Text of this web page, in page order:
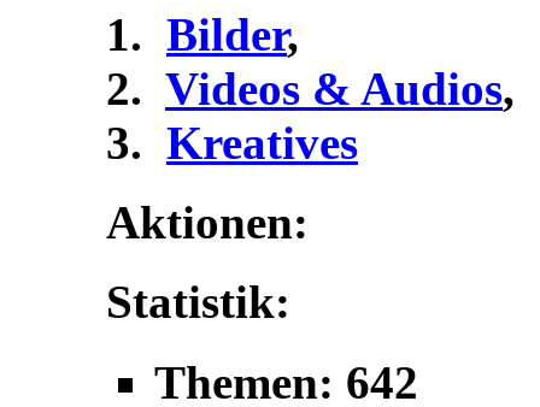
Bilder,
Videos & Audios,
Kreatives
Aktionen:
Statistik:
Themen: 642